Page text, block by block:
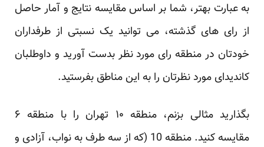
به عبارت بهتر، شما بر اساس مقایسه نتایج و آمار حاصل
از رای های گذشته، می توانید یک نسبتی از طرفداران
خودتان در منطقه رای مورد نظر بدست آورید و داوطلبان
کاندیدای مورد نظرتان را به این مناطق بفرستید.
بگذارید مثالی بزنم، منطقه ۱۰ تهران را با منطقه ۶
مقایسه کنید. منطقه 10
(که از سه طرف به نواب، آزادی و